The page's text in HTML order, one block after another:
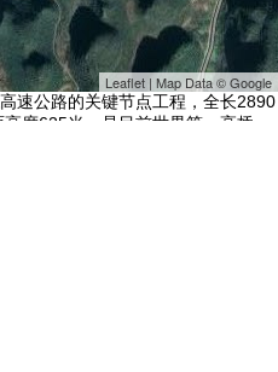
Leaflet | Map Data © Google
速公路的关键节点工程，全长2890
度625米，是目前世界第一高桥。